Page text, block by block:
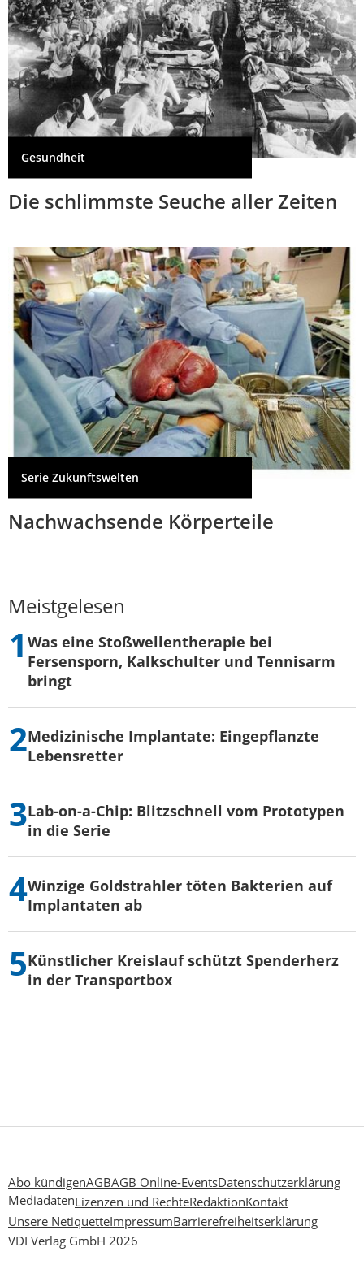
Gesundheit
Die schlimmste Seuche aller Zeiten
Serie Zukunftswelten
Nachwachsende Körperteile
Meistgelesen
Was eine Stoßwellentherapie bei
Fersensporn, Kalkschulter und Tennisarm
bringt
Medizinische Implantate: Eingepflanzte
Lebensretter
Lab-on-a-Chip: Blitzschnell vom Prototypen
in die Serie
Winzige Goldstrahler töten Bakterien auf
Implantaten ab
Künstlicher Kreislauf schützt Spenderherz
in der Transportbox
Abo kündigenAGBAGB Online-EventsDatenschutzerklärung
MediadatenLizenzen und RechteRedaktionKontakt
Unsere NetiquetteImpressumBarrierefreiheitserklärung
VDI Verlag GmbH 2026